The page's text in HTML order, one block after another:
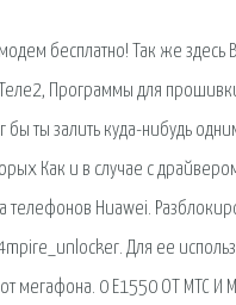
бесплатно! Так же
Программы для
бы ты залить куда-нибудь
Как и в случае с
Huawei.
Для ее
мегафона. 0 E1550 ОТ МТС И